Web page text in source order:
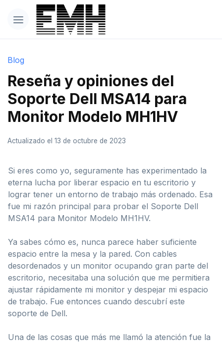
Blog
Reseña y opiniones del
Soporte Dell MSA14 para
Monitor Modelo ‎MH1HV
Actualizado el 13 de octubre de 2023
Si eres como yo, seguramente has experimentado la
eterna lucha por liberar espacio en tu escritorio y
lograr tener un entorno de trabajo más ordenado. Esa
fue mi razón principal para probar el Soporte Dell
MSA14 para Monitor Modelo ‎MH1HV.
Ya sabes cómo es, nunca parece haber suficiente
espacio entre la mesa y la pared. Con cables
desordenados y un monitor ocupando gran parte del
escritorio, necesitaba una solución que me permitiera
ajustar rápidamente mi monitor y despejar mi espacio
de trabajo. Fue entonces cuando descubrí este
soporte de Dell.
Una de las cosas que más me llamó la atención fue la